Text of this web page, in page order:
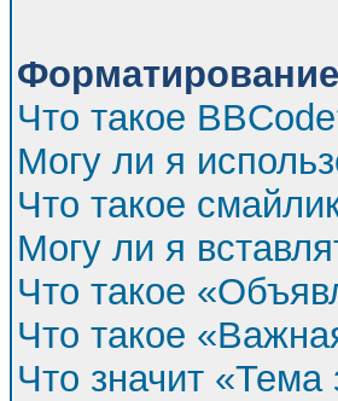
Что такое
Могу ли я
Что такое
Могу ли я
Что такое
Что такое
Что значит «Тема